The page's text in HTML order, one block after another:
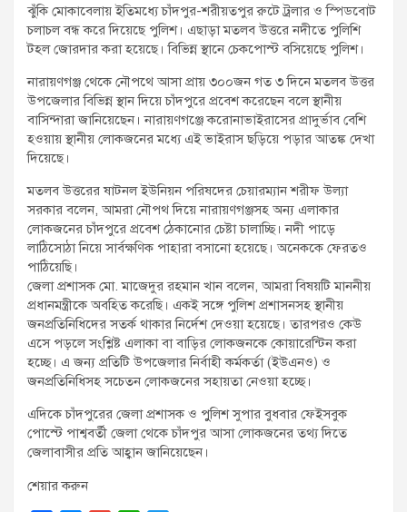
ঝুঁকি মোকাবেলায় ইতিমধ্যে চাঁদপুর-শরীয়তপুর রুটে ট্রলার ও স্পিডবোট
চলাচল বন্ধ করে দিয়েছে পুলিশ। এছাড়া মতলব উত্তরে নদীতে পুলিশি
টহল জোরদার করা হয়েছে। বিভিন্ন স্থানে চেকপোস্ট বসিয়েছে পুলিশ।
নারায়ণগঞ্জ থেকে নৌপথে আসা প্রায় ৩০০জন গত ৩ দিনে মতলব উত্তর
উপজেলার বিভিন্ন স্থান দিয়ে চাঁদপুরে প্রবেশ করেছেন বলে স্থানীয়
বাসিন্দারা জানিয়েছেন। নারায়ণগঞ্জে করোনাভাইরাসের প্রাদুর্ভাব বেশি
হওয়ায় স্থানীয় লোকজনের মধ্যে এই ভাইরাস ছড়িয়ে পড়ার আতঙ্ক দেখা
দিয়েছে।
মতলব উত্তরের ষাটনল ইউনিয়ন পরিষদের চেয়ারম্যান শরীফ উল্যা
সরকার বলেন, আমরা নৌপথ দিয়ে নারায়ণগঞ্জসহ অন্য এলাকার
লোকজনের চাঁদপুরে প্রবেশ ঠেকানোর চেষ্টা চালাচ্ছি। নদী পাড়ে
লাঠিসোঠা নিয়ে সার্বক্ষণিক পাহারা বসানো হয়েছে। অনেককে ফেরতও
পাঠিয়েছি।
জেলা প্রশাসক মো. মাজেদুর রহমান খান বলেন, আমরা বিষয়টি মাননীয়
প্রধানমন্ত্রীকে অবহিত করেছি। একই সঙ্গে পুলিশ প্রশাসনসহ স্থানীয়
জনপ্রতিনিধিদের সতর্ক থাকার নির্দেশ দেওয়া হয়েছে। তারপরও কেউ
এসে পড়লে সংশ্লিষ্ট এলাকা বা বাড়ির লোকজনকে কোয়ারেন্টিন করা
হচ্ছে। এ জন্য প্রতিটি উপজেলার নির্বাহী কর্মকর্তা (ইউএনও) ও
জনপ্রতিনিধিসহ সচেতন লোকজনের সহায়তা নেওয়া হচ্ছে।
এদিকে চাঁদপুরের জেলা প্রশাসক ও পুুলিশ সুপার বুধবার ফেইসবুক
পোস্টে পাশ্ববর্তী জেলা থেকে চাঁদপুর আসা লোকজনের তথ্য দিতে
জেলাবাসীর প্রতি আহ্বান জানিয়েছেন।
শেয়ার করুন